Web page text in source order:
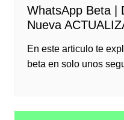
WhatsApp Beta |
Nueva
En este articulo te
beta en solo unos